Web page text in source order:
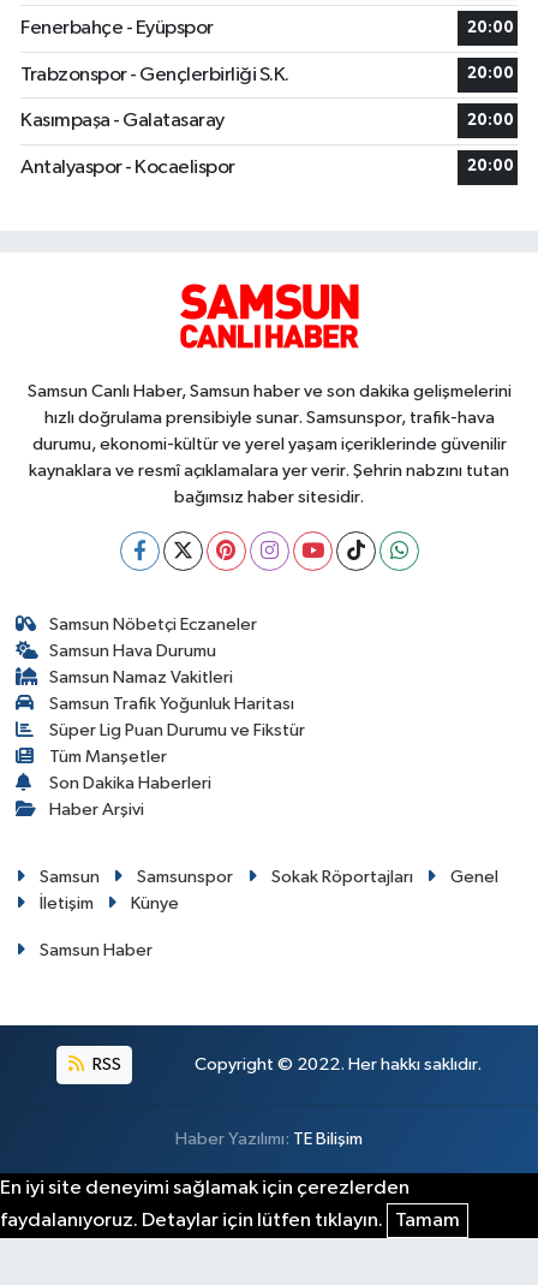
Fenerbahçe - Eyüpspor 20:00
Trabzonspor - Gençlerbirliği S.K. 20:00
Kasımpaşa - Galatasaray 20:00
Antalyaspor - Kocaelispor 20:00
Samsun Canlı Haber, Samsun haber ve son dakika gelişmelerini
hızlı doğrulama prensibiyle sunar. Samsunspor, trafik-hava
durumu, ekonomi-kültür ve yerel yaşam içeriklerinde güvenilir
kaynaklara ve resmî açıklamalara yer verir. Şehrin nabzını tutan
bağımsız haber sitesidir.
Samsun Nöbetçi Eczaneler
Samsun Hava Durumu
Samsun Namaz Vakitleri
Samsun Trafik Yoğunluk Haritası
Süper Lig Puan Durumu ve Fikstür
Tüm Manşetler
Son Dakika Haberleri
Haber Arşivi
Samsun Samsunspor Sokak Röportajları
Genel
İletişim
Künye
Samsun Haber
RSS Copyright © 2022. Her hakkı saklıdır.
Haber Yazılımı: TE Bilişim
En iyi site deneyimi sağlamak için çerezlerden
faydalanıyoruz. Detaylar için lütfen tıklayın.
Tamam